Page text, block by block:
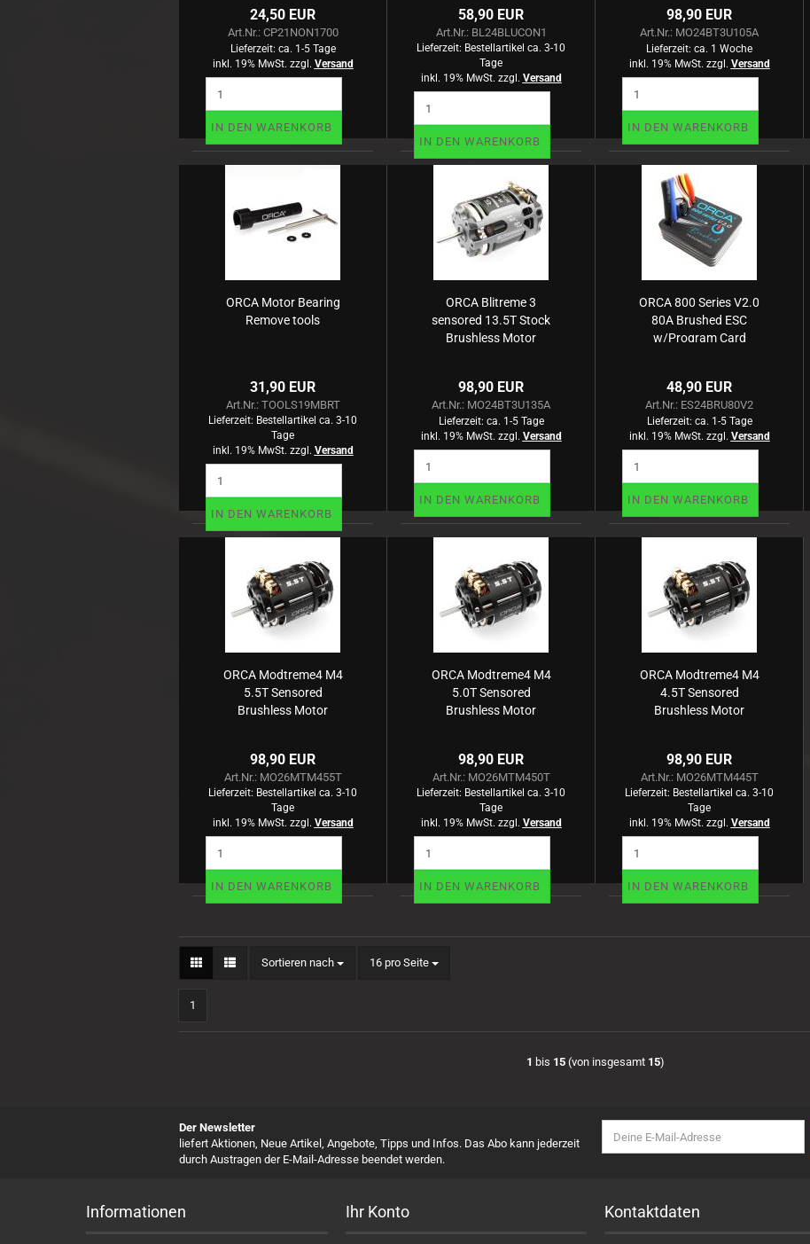
24,50 EUR
Art.Nr.: CP21NON1700
Lieferzeit: ca. 1-5 Tage
inkl. 19% MwSt. zzgl. Versand
IN DEN WARENKORB
58,90 EUR
Art.Nr.: BL24BLUCON1
Lieferzeit: Bestellartikel ca. 3-10
Tage
inkl. 19% MwSt. zzgl. Versand
IN DEN WARENKORB
98,90 EUR
Art.Nr.: MO24BT3U105A
Lieferzeit: ca. 1 Woche
inkl. 19% MwSt. zzgl. Versand
IN DEN WARENKORB
ORCA Motor Bearing
Remove tools
31,90 EUR
Art.Nr.: TOOLS19MBRT
Lieferzeit: Bestellartikel ca. 3-10
Tage
inkl. 19% MwSt. zzgl. Versand
IN DEN WARENKORB
ORCA Blitreme 3
sensored 13.5T Stock
Brushless Motor
98,90 EUR
Art.Nr.: MO24BT3U135A
Lieferzeit: ca. 1-5 Tage
inkl. 19% MwSt. zzgl. Versand
IN DEN WARENKORB
ORCA 800 Series V2.0
80A Brushed ESC
w/Program Card
48,90 EUR
Art.Nr.: ES24BRU80V2
Lieferzeit: ca. 1-5 Tage
inkl. 19% MwSt. zzgl. Versand
IN DEN WARENKORB
ORCA Modtreme4 M4
5.5T Sensored
Brushless Motor
98,90 EUR
Art.Nr.: MO26MTM455T
Lieferzeit: Bestellartikel ca. 3-10
Tage
inkl. 19% MwSt. zzgl. Versand
IN DEN WARENKORB
ORCA Modtreme4 M4
5.0T Sensored
Brushless Motor
98,90 EUR
Art.Nr.: MO26MTM450T
Lieferzeit: Bestellartikel ca. 3-10
Tage
inkl. 19% MwSt. zzgl. Versand
IN DEN WARENKORB
ORCA Modtreme4 M4
4.5T Sensored
Brushless Motor
98,90 EUR
Art.Nr.: MO26MTM445T
Lieferzeit: Bestellartikel ca. 3-10
Tage
inkl. 19% MwSt. zzgl. Versand
IN DEN WARENKORB
Sortieren nach
Sortieren nach 16 pro Seite
pro Seite
1
1 bis 15 (von insgesamt 15)
Der Newsletter
liefert Aktionen, Neue Artikel, Angebote, Tipps und Infos. Das Abo kann jederzeit
durch Austragen der E-Mail-Adresse beendet werden.
Informationen Ihr Konto Kontaktdaten